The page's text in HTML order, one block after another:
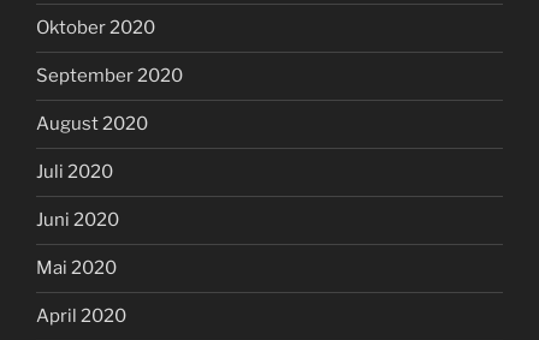
Oktober 2020
September 2020
August 2020
Juli 2020
Juni 2020
Mai 2020
April 2020